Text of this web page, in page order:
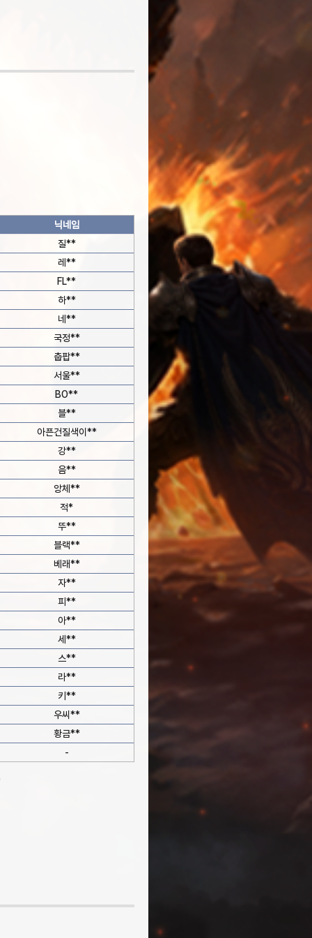
닉네임
질**
레**
FL**
하**
네**
국정**
춥팝**
서울**
BO**
블**
아픈건질색이**
강**
음**
앙체**
적*
뚜**
블랙**
베래**
자**
피**
아**
세**
스**
라**
키**
우씨**
황금**
-